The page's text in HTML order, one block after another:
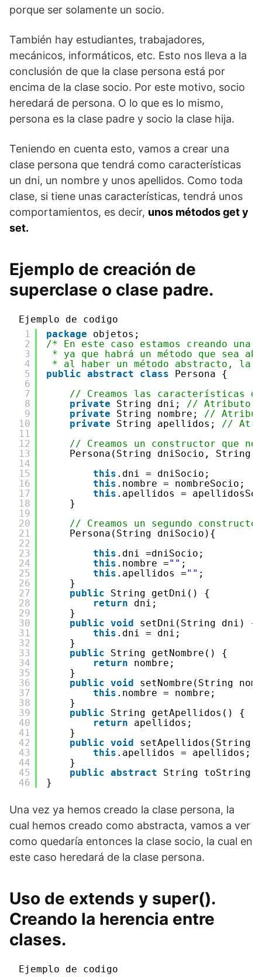
porque ser solamente un socio.
También hay estudiantes, trabajadores,
mecánicos, informáticos, etc. Esto nos lleva a la
conclusión de que la clase persona está por
encima de la clase socio. Por este motivo, socio
heredará de persona. O lo que es lo mismo,
persona es la clase padre y socio la clase hija.
Teniendo en cuenta esto, vamos a crear una
clase persona que tendrá como características
un dni, un nombre y unos apellidos. Como toda
clase, si tiene unas características, tendrá unos
comportamientos, es decir, unos métodos get y
set.
Ejemplo de creación de
superclase o clase padre.
Ejemplo de codigo
1
2
3
4
5
6
7
8
9
10
11
12
13
14
15
16
17
18
19
20
21
22
23
24
25
26
27
28
29
30
31
32
33
34
35
36
37
38
39
40
41
42
43
44
45
46
package
objetos;
/* En este caso estamos creando una
* ya que habrá un método que sea
* al haber un método abstracto, la
public abstract class
Persona {
// Creamos las características
private
String dni;
// Atributo
private
String nombre;
//
private
String apellidos;
//
// Creamos un constructor que
Persona(String dniSocio, String
this .dni = dniSocio;
this .nombre = nombreSocio;
this .apellidos =
}
// Creamos un segundo
Persona(String dniSocio){
this .dni =dniSocio;
this .nombre ="" ;
this .apellidos ="" ;
}
public
String getDni() {
return
dni;
}
public void
setDni(String dni) {
this .dni = dni;
}
public
String getNombre() {
return
nombre;
}
public void
setNombre(String
this .nombre = nombre;
}
public
String getApellidos() {
return
apellidos;
}
public void
setApellidos(String
this .apellidos = apellidos;
}
public abstract
String
}
Una vez ya hemos creado la clase persona, la
cual hemos creado como abstracta, vamos a ver
como quedaría entonces la clase socio, la cual en
este caso heredará de la clase persona.
Uso de extends y super().
Creando la herencia entre
clases.
Ejemplo de codigo